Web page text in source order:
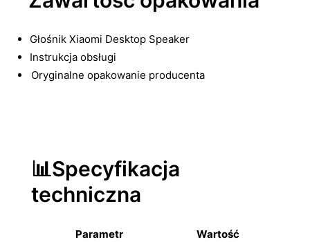
Głośnik Xiaomi Desktop Speaker
Instrukcja obsługi
Oryginalne opakowanie producenta
📊Specyfikacja
techniczna
Parametr
Wartość